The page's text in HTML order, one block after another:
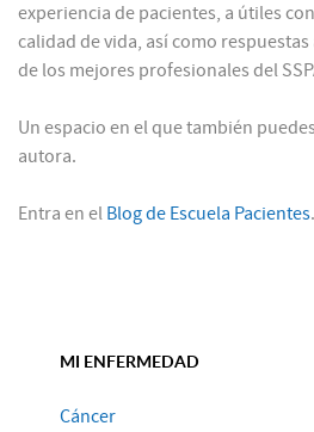
experiencia de pacientes, a útiles
calidad de vida, así como
de los mejores profesionales del
Un espacio en el que también
autora.
Entra en el Blog de Escuela Pacientes
MI ENFERMEDAD
Cáncer